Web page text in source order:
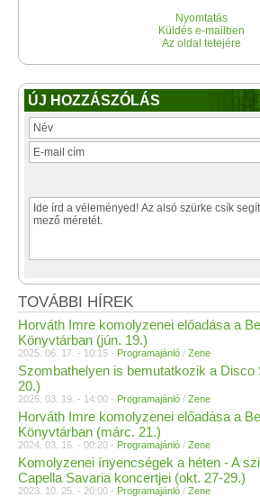
Nyomtatás
Küldés e-mailben
Az oldal tetejére
ÚJ HOZZÁSZÓLÁS
TOVÁBBI HÍREK
Horváth Imre komolyzenei előadása a
Könyvtárban (jún. 19.)
2025. 06. 17. - 10:15 - Programajánló / Zene
Szombathelyen is bemutatkozik a Disco
20.)
2025. 03. 19. - 14:00 - Programajánló / Zene
Horváth Imre komolyzenei előadása a
Könyvtárban (márc. 21.)
2024. 03. 16. - 00:20 - Programajánló / Zene
Komolyzenei ínyencségek a héten - A
Capella Savaria koncertjei (okt. 27-29.)
2023. 10. 25. - 20:00 - Programajánló / Zene